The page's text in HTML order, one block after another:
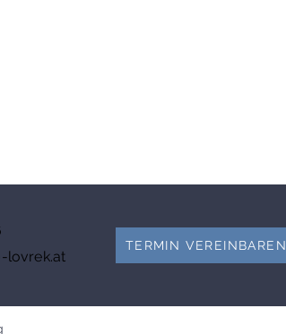
lovrek.at
TERMIN VEREINBAREN